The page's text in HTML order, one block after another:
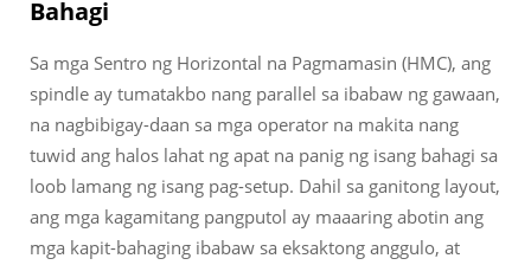
Bahagi
Sa mga Sentro ng Horizontal na Pagmamasin (HMC), ang
spindle ay tumatakbo nang parallel sa ibabaw ng gawaan,
na nagbibigay-daan sa mga operator na makita nang
tuwid ang halos lahat ng apat na panig ng isang bahagi sa
loob lamang ng isang pag-setup. Dahil sa ganitong layout,
ang mga kagamitang pangputol ay maaaring abotin ang
mga kapit-bahaging ibabaw sa eksaktong anggulo, at